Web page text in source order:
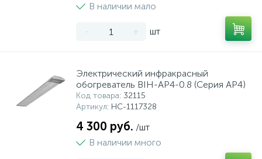
В наличии мало
- + шт
Электрический инфракрасный
обогреватель BIH-AP4-0.8 (Серия AP4)
Код товара: 32115
Артикул: НС-1117328
4 300 руб. /шт
В наличии много